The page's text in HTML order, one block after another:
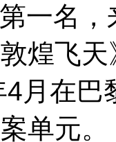
一名
煌飞
月在
单元。